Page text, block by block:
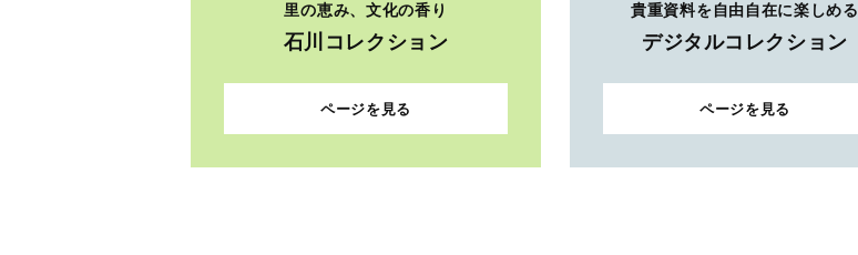
里の恵み、文化の香り
石川コレクション
ページを見る
貴重資料を自由自在に楽しめる
デジタルコレクション
ページを見る